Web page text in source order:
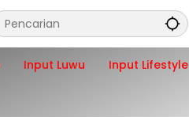
Input Luwu Input Lifestyle